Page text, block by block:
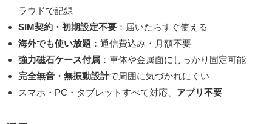
ラウドで記録
SIM契約・初期設定不要 ：届いたらすぐ使える
海外でも使い放題 ：通信費込み・月額不要
強力磁石ケース付属 ：車体や金属面にしっかり固定可能
完全無音・無振動設計で周囲に気づかれにくい
スマホ・PC・タブレットすべて対応、 アプリ不要